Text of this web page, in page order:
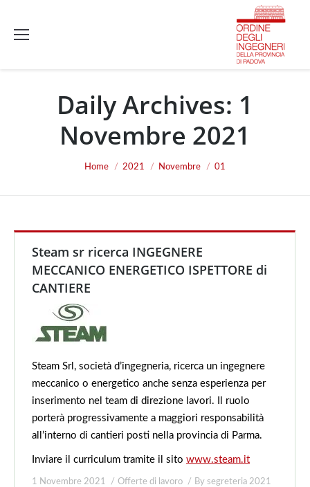
Daily Archives: 1
Novembre 2021
Home 2021 Novembre 01
Steam sr ricerca INGEGNERE
MECCANICO ENERGETICO ISPETTORE di
CANTIERE
Steam Srl, società d’ingegneria, ricerca un ingegnere
meccanico o energetico anche senza esperienza per
inserimento nel team di direzione lavori. Il ruolo
porterà progressivamente a maggiori responsabilità
all’interno di cantieri posti nella provincia di Parma.
Inviare il curriculum tramite il sito www.steam.it
1 Novembre 2021 Offerte di lavoro By segreteria 2021